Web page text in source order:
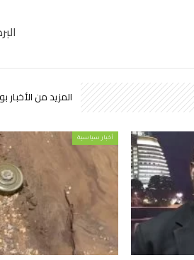
المزيد من الأخبار
أخبار سياسية